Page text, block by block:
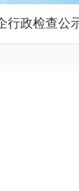
行政检查公